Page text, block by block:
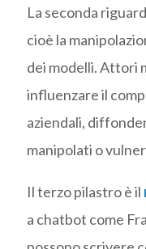
La seconda
cioè la
dei modelli. Attori
influenzare il
aziendali,
manipolati o
Il terzo pilastro è il
a chatbot come